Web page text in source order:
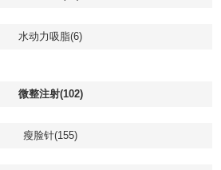
水动力吸脂(6)
微整注射(102)
瘦脸针(155)